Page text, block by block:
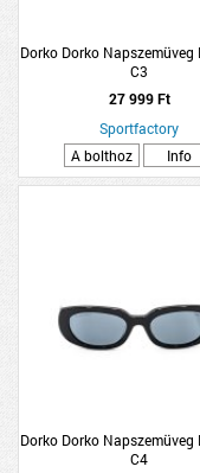
Dorko Dorko Napszemüveg
C3
27 999 Ft
Sportfactory
A bolthoz
Info
Dorko Dorko Napszemüveg
C4